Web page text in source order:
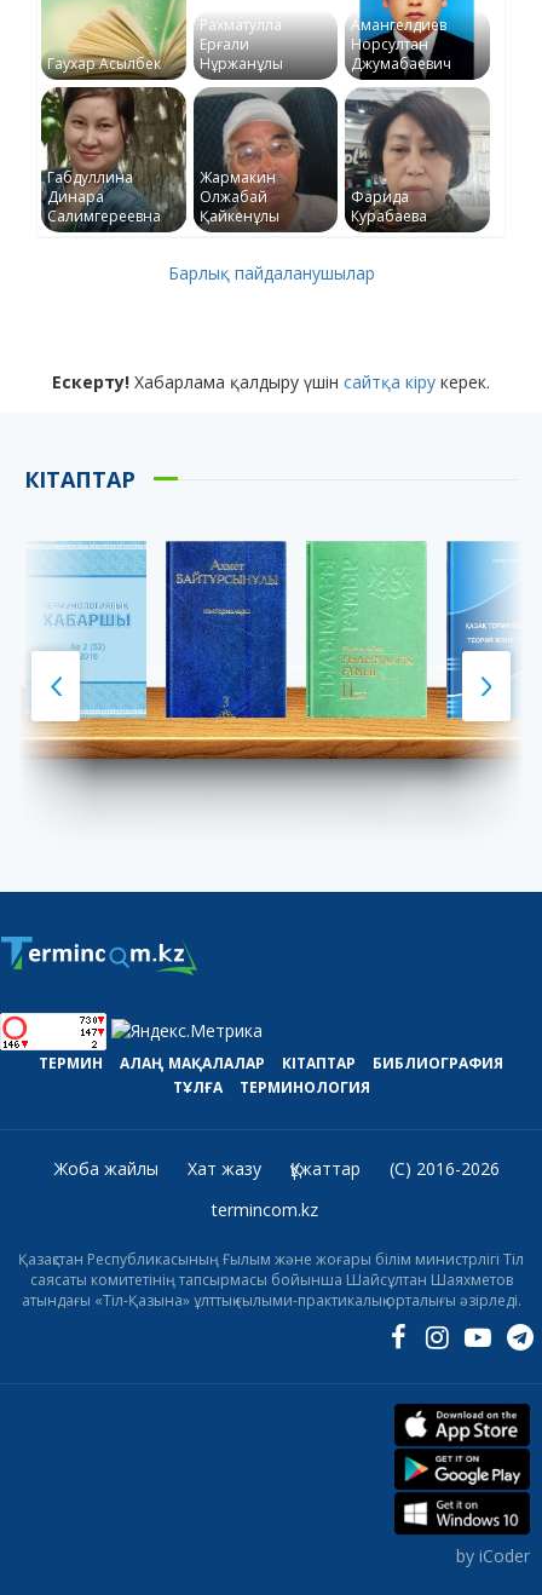
Гаухар Асылбек
Рахматулла
Ерғали
Нұржанұлы
Амангелдиев
Норсултан
Джумабаевич
Габдуллина
Динара
Салимгереевна
Жармакин
Олжабай
Қайкенұлы
Фарида
Курабаева
Барлық пайдаланушылар
Ескерту! Хабарлама қалдыру үшін сайтқа кіру керек.
КІТАПТАР
ТЕРМИН АЛАҢ МАҚАЛАЛАР КІТАПТАР
БИБЛИОГРАФИЯ
ТҰЛҒА
ТЕРМИНОЛОГИЯ
Жоба жайлы Хат жазу Құжаттар
(C) 2016-2026
termincom.kz
Қазақстан Республикасының Ғылым және жоғары білім министрлігі Тіл
саясаты комитетінің тапсырмасы бойынша Шайсұлтан Шаяхметов
атындағы «Тіл-Қазына» ұлттық ғылыми-практикалық орталығы әзірледі.
by iCoder